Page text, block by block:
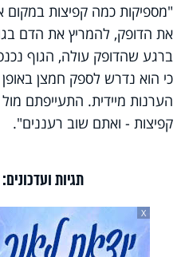
"מספיקות כמה קפיצות במקום
את הדופק, להמריץ את הדם
ברגע שהדופק עולה, הגוף
כי הוא נדרש לספק חמצן
הערנות מיידית. התעייפתם
קפיצות - ואתם שוב רעננים".
תגיות ועדכונים:
X